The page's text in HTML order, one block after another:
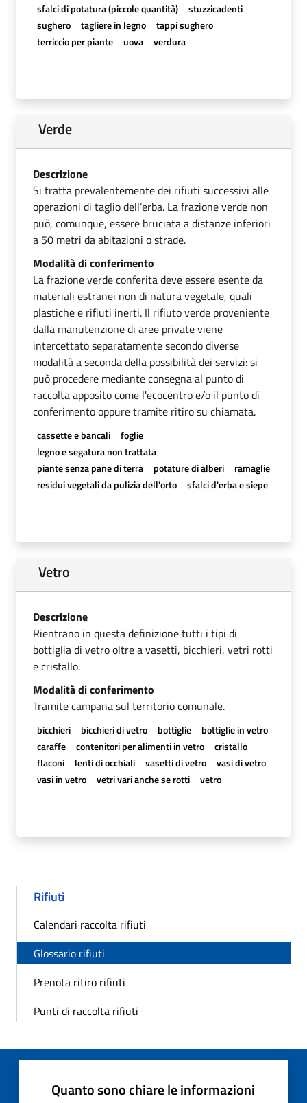
sfalci di potatura (piccole quantità)
stuzzicadenti
sughero
tagliere in legno
tappi sughero
terriccio per piante
uova verdura
Verde
Descrizione
Si tratta prevalentemente dei rifiuti successivi alle
operazioni di taglio dell’erba. La frazione verde non
può, comunque, essere bruciata a distanze inferiori
a 50 metri da abitazioni o strade.
Modalità di conferimento
La frazione verde conferita deve essere esente da
materiali estranei non di natura vegetale, quali
plastiche e rifiuti inerti. Il rifiuto verde proveniente
dalla manutenzione di aree private viene
intercettato separatamente secondo diverse
modalità a seconda della possibilità dei servizi: si
può procedere mediante consegna al punto di
raccolta apposito come l'ecocentro e/o il punto di
conferimento oppure tramite ritiro su chiamata.
cassette e bancali
foglie
legno e segatura non trattata
piante senza pane di terra
potature di alberi
ramaglie
residui vegetali da pulizia dell'orto
sfalci d'erba e siepe
Vetro
Descrizione
Rientrano in questa definizione tutti i tipi di
bottiglia di vetro oltre a vasetti, bicchieri, vetri rotti
e cristallo.
Modalità di conferimento
Tramite campana sul territorio comunale.
bicchieri bicchieri di vetro bottiglie
bottiglie in vetro
caraffe
contenitori per alimenti in vetro
cristallo
flaconi
lenti di occhiali vasetti di vetro
vasi di vetro
vasi in vetro
vetri vari anche se rotti vetro
Rifiuti
Calendari raccolta rifiuti
Glossario rifiuti
Prenota ritiro rifiuti
Punti di raccolta rifiuti
Quanto sono chiare le informazioni